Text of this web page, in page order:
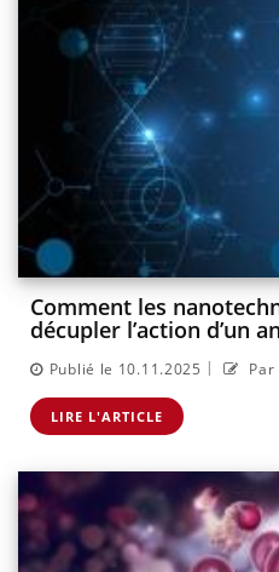
Comment les
décupler l’action d’un
Publié le 10.11.2025 |
LIRE L'ARTICLE